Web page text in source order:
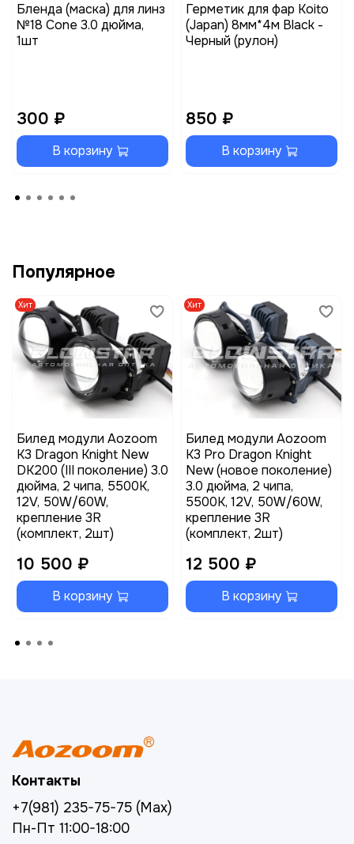
Бленда (маска) для линз
№18 Cone 3.0 дюйма,
1шт
300 ₽
В корзину
Герметик для фар Koito
(Japan) 8мм*4м Black -
Черный (рулон)
850 ₽
В корзину
Популярное
Хит
Билед модули Aozoom
K3 Dragon Knight New
DK200 (III поколение) 3.0
дюйма, 2 чипа, 5500K,
12V, 50W/60W,
крепление 3R
(комплект, 2шт)
10 500 ₽
В корзину
Хит
Билед модули Aozoom
K3 Pro Dragon Knight
New (новое поколение)
3.0 дюйма, 2 чипа,
5500K, 12V, 50W/60W,
крепление 3R
(комплект, 2шт)
12 500 ₽
В корзину
Контакты
+7(981) 235-75-75 (Max)
Пн-Пт 11:00-18:00